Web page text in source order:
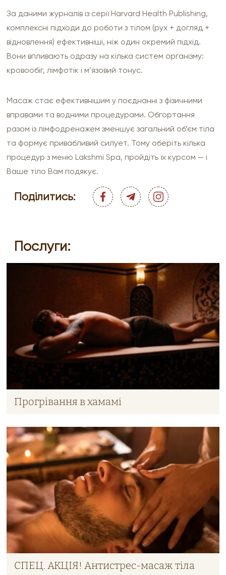
За даними журналів із серії Harvard Health Publishing,
комплексні підходи до роботи з тілом (рух + догляд +
відновлення) ефективніші, ніж один окремий підхід.
Вони впливають одразу на кілька систем організму:
кровообіг, лімфотік і м’язовий тонус.
Масаж стає ефективнішим у поєднанні з фізичними
вправами та водними процедурами. Обгортання
разом із лімфодренажем зменшує загальний об’єм тіла
та формує привабливий силует. Тому оберіть кілька
процедур з меню Lakshmi Spa, пройдіть їх курсом — і
Ваше тіло Вам подякує.
Поділитись:
Послуги:
Прогрівання в хамамі
СПЕЦ. АКЦІЯ! Антистрес-масаж тіла